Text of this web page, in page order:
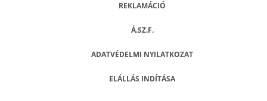
REKLAMÁCIÓ
Á.SZ.F.
ADATVÉDELMI NYILATKOZAT
ELÁLLÁS INDÍTÁSA